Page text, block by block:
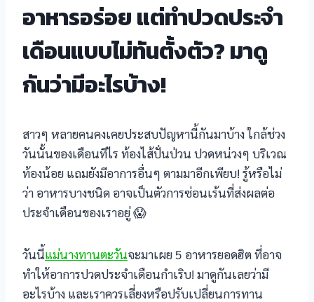
อาหารอร่อย แต่ทำปวดประจำ
เดือนแบบไม่ทันตั้งตัว? มาดู
กันว่ามีอะไรบ้าง!
สาวๆ หลายคนคงเคยประสบปัญหานี้กันมาบ้าง ใกล้ช่วง
วันนั้นของเดือนทีไร ท้องไส้ปั่นป่วน ปวดหน่วงๆ บริเวณ
ท้องน้อย แถมยังมีอาการอื่นๆ ตามมาอีกเพียบ! รู้หรือไม่
ว่า อาหารบางชนิด อาจเป็นตัวการซ่อนเร้นที่ส่งผลต่อ
ประจำเดือนของเราอยู่ 😱
วันนี้แม่นางทานตะวันจะมาเผย 5 อาหารยอดฮิต ที่อาจ
ทำให้อาการปวดประจำเดือนกำเริบ! มาดูกันเลยว่ามี
อะไรบ้าง และเราควรเลี่ยงหรือปรับเปลี่ยนการทาน